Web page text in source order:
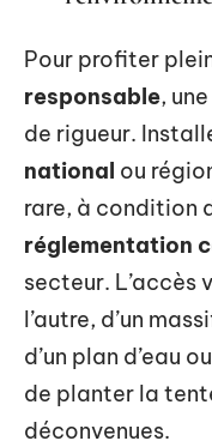
Pour profiter
responsable,
de rigueur.
national ou
rare, à condition
réglementation
secteur. L’accès
l’autre, d’un
d’un plan d’eau
de planter la
déconvenues.